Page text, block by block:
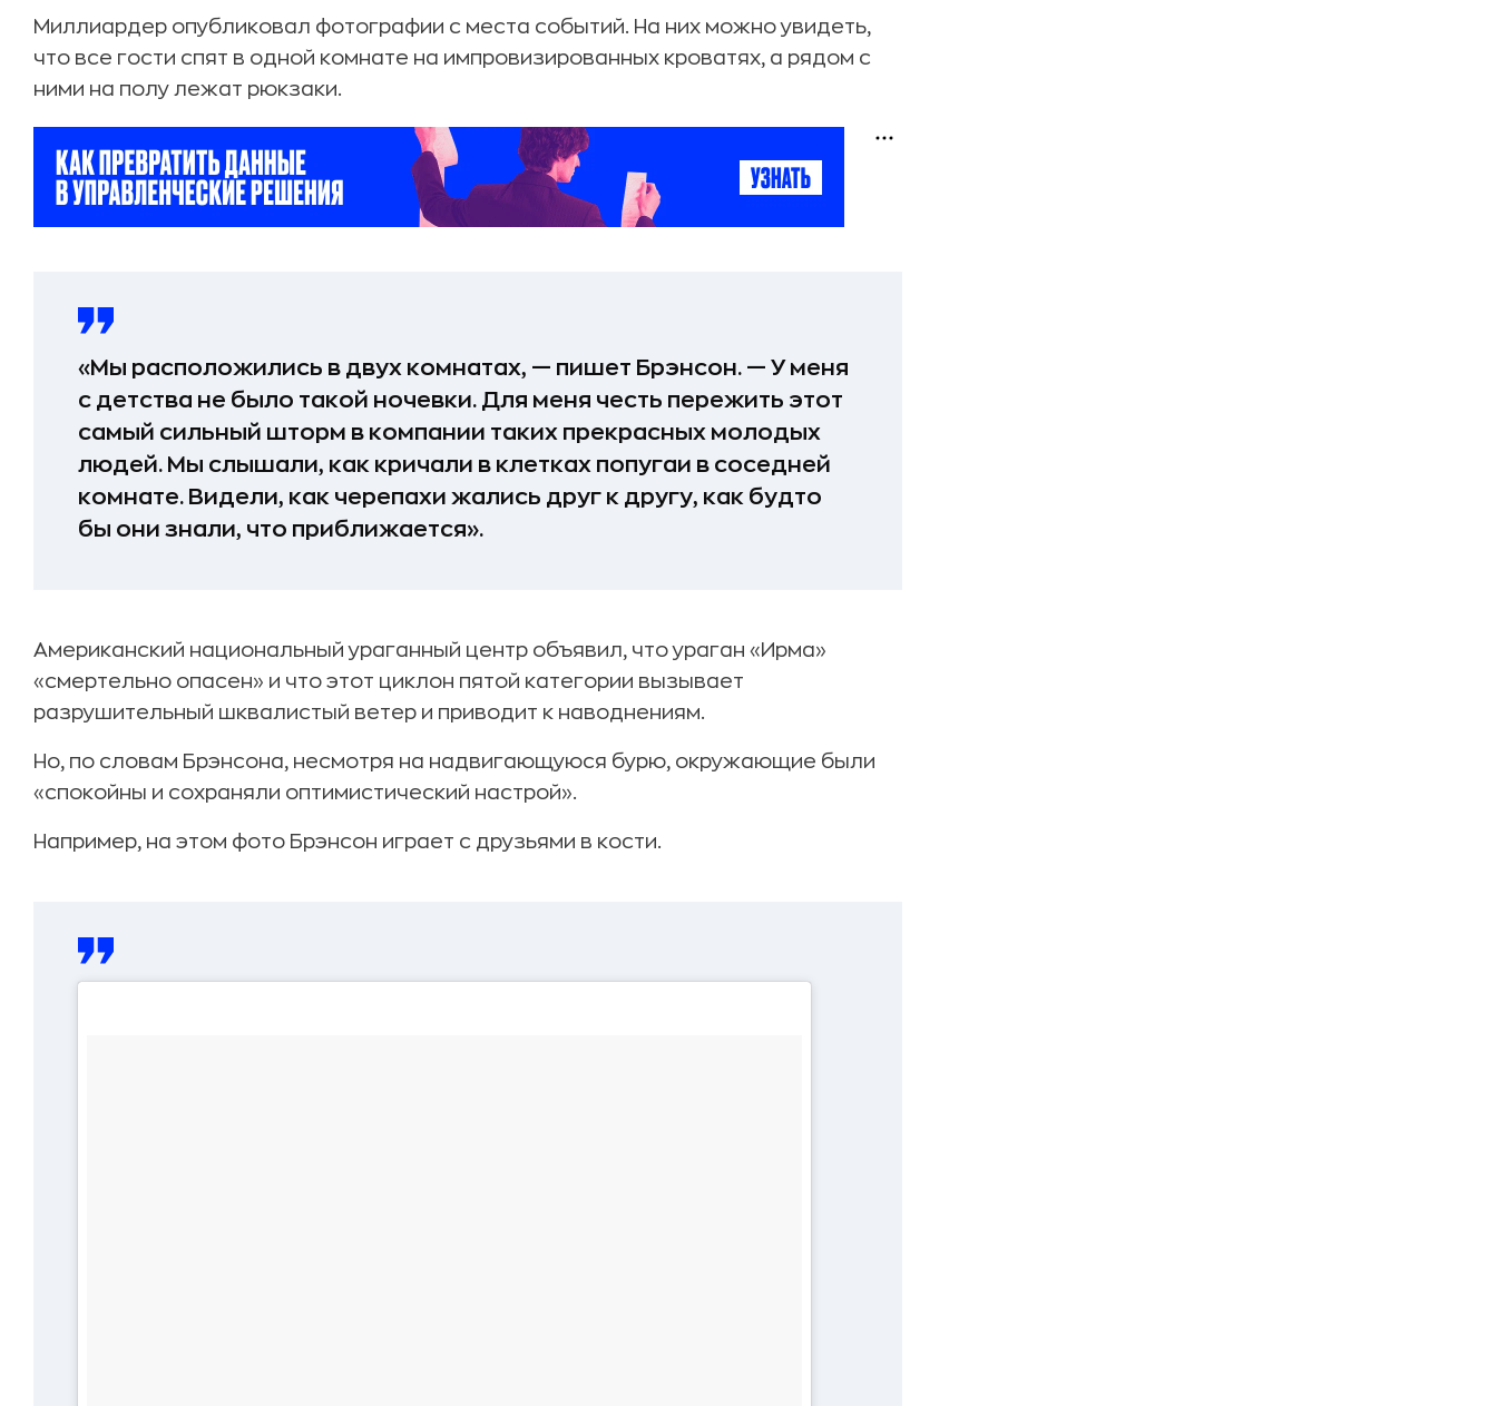
Миллиардер опубликовал фотографии с места событий. На них можно увидеть,
что все гости спят в одной комнате на импровизированных кроватях, а рядом с
ними на полу лежат рюкзаки.
«Мы расположились в двух комнатах, — пишет Брэнсон. — У меня
с детства не было такой ночевки. Для меня честь пережить этот
самый сильный шторм в компании таких прекрасных молодых
людей. Мы слышали, как кричали в клетках попугаи в соседней
комнате. Видели, как черепахи жались друг к другу, как будто
бы они знали, что приближается».
Американский национальный ураганный центр объявил, что ураган «Ирма»
«смертельно опасен» и что этот циклон пятой категории вызывает
разрушительный шквалистый ветер и приводит к наводнениям.
Но, по словам Брэнсона, несмотря на надвигающуюся бурю, окружающие были
«спокойны и сохраняли оптимистический настрой».
Например, на этом фото Брэнсон играет с друзьями в кости.